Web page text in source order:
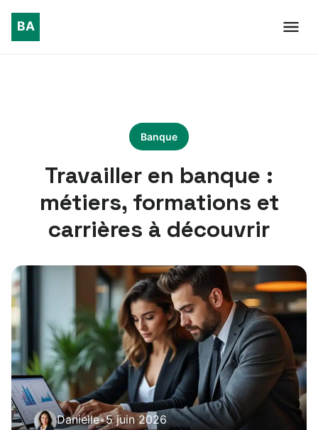
Banque
Travailler en banque :
métiers, formations et
carrières à découvrir
Danielle•5 juin 2026